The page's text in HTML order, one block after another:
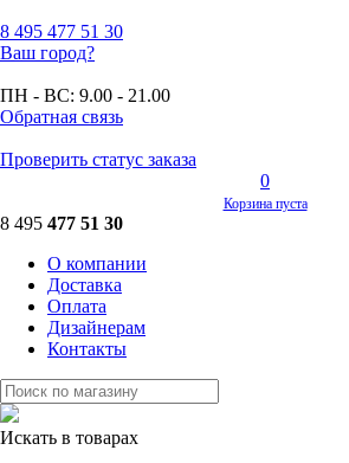
8 495 477 51 30
Ваш город?
ПН - ВС: 9.00 - 21.00
Обратная связь
Проверить статус заказа
0
Корзина пуста
8 495 477 51 30
О компании
Доставка
Оплата
Дизайнерам
Контакты
Искать в товарах